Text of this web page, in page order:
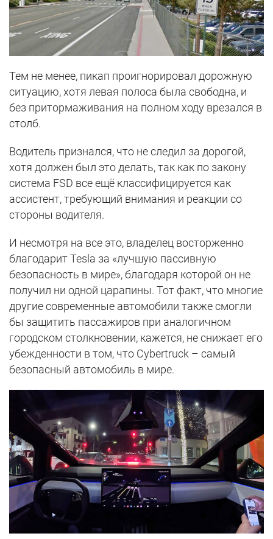
Тем не менее, пикап проигнорировал дорожную
ситуацию, хотя левая полоса была свободна, и
без притормаживания на полном ходу врезался в
столб.
Водитель признался, что не следил за дорогой,
хотя должен был это делать, так как по закону
система FSD все ещё классифицируется как
ассистент, требующий внимания и реакции со
стороны водителя.
И несмотря на все это, владелец восторженно
благодарит Tesla за «лучшую пассивную
безопасность в мире», благодаря которой он не
получил ни одной царапины. Тот факт, что многие
другие современные автомобили также смогли
бы защитить пассажиров при аналогичном
городском столкновении, кажется, не снижает его
убежденности в том, что Cybertruck – самый
безопасный автомобиль в мире.